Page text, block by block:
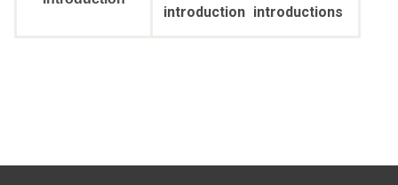
introduction introductions